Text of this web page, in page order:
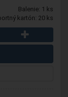
Balenie: 1 ks
kartón: 20 ks